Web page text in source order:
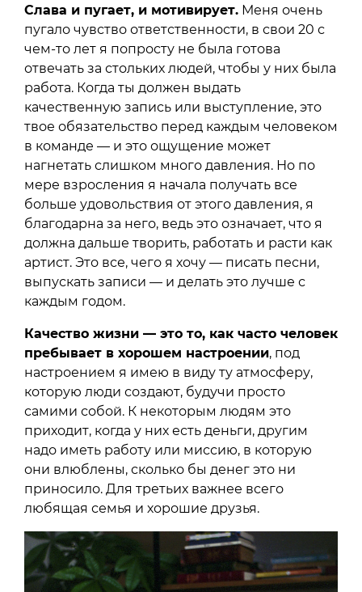
Слава и пугает, и мотивирует. Меня очень
пугало чувство ответственности, в свои 20 с
чем-то лет я попросту не была готова
отвечать за стольких людей, чтобы у них была
работа. Когда ты должен выдать
качественную запись или выступление, это
твое обязательство перед каждым человеком
в команде — и это ощущение может
нагнетать слишком много давления. Но по
мере взросления я начала получать все
больше удовольствия от этого давления, я
благодарна за него, ведь это означает, что я
должна дальше творить, работать и расти как
артист. Это все, чего я хочу — писать песни,
выпускать записи — и делать это лучше с
каждым годом.
Качество жизни — это то, как часто человек
пребывает в хорошем настроении, под
настроением я имею в виду ту атмосферу,
которую люди создают, будучи просто
самими собой. К некоторым людям это
приходит, когда у них есть деньги, другим
надо иметь работу или миссию, в которую
они влюблены, сколько бы денег это ни
приносило. Для третьих важнее всего
любящая семья и хорошие друзья.